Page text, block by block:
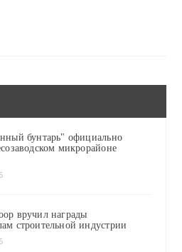
бунтарь" официально
микрорайоне
вручил награды
строительной индустрии